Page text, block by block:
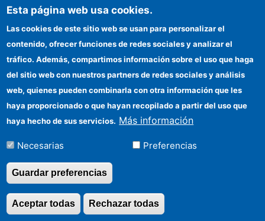
IH
Información para proveedores
Organismos financiadores
Cómo llegar
©Copyright 2026 Todos los derechos
reservados
Esta página web usa cookies.
Las cookies de este sitio web se usan para personalizar el
contenido, ofrecer funciones de redes sociales y analizar el
tráfico. Además, compartimos información sobre el uso que haga
del sitio web con nuestros partners de redes sociales y análisis
web, quienes pueden combinarla con otra información que les
haya proporcionado o que hayan recopilado a partir del uso que
haya hecho de sus servicios. Más información
Necesarias Preferencias
Guardar preferencias
Rechazar todas
Aceptar todas